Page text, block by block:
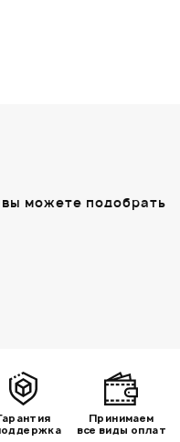
можете подобрать
Принимаем
все виды оплат